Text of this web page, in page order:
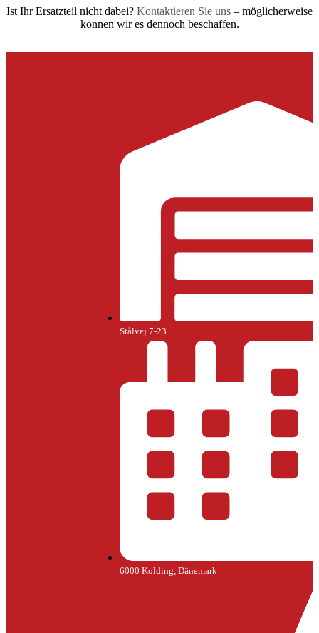
Ist Ihr Ersatzteil nicht dabei? Kontaktieren Sie uns – möglicherweise
können wir es dennoch beschaffen.
Stålvej 7-23
6000 Kolding, Dänemark